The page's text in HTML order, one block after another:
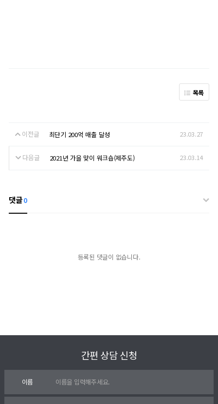
목록
이전글 최단기 200억 매출 달성 23.03.27
다음글 2021년 가을 맞이 워크숍(제주도) 23.03.14
댓글0
등록된 댓글이 없습니다.
간편 상담 신청
이름